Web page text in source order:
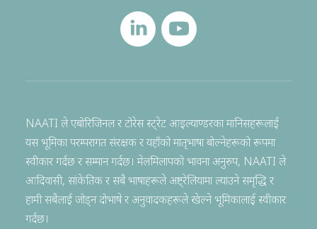
NAATI ले एबोरिजिनल र टोरेस स्ट्रेट आइल्याण्डरका मानिसहरूलाई
यस भूमिका परम्परागत संरक्षक र यहाँको मातृभाषा बोल्नेहरूको रूपमा
स्वीकार गर्दछ र सम्मान गर्दछ। मेलमिलापको भावना अनुरुप, NAATI ले
आदिवासी, सांकेतिक र सबै भाषाहरूले अष्ट्रेलियामा ल्याउने समृद्धि र
हामी सबैलाई जोड्न दोभाषे र अनुवादकहरूले खेल्ने भूमिकालाई स्वीकार
गर्दछ।